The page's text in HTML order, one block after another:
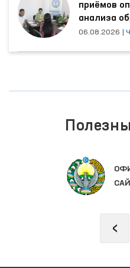
приёмов
анализа
06.08.2026
‹